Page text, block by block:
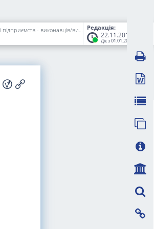
Редакція:
22.11.2018
Діє з 01.01.2019
Про встановлення додаткових гарантій щодо захисту прав громадян, які проживають на територіях проведення антитерористичної операції, та обмеження відповідальності підприємств - виконавців/виробників житлово-комунальних послуг у разі несвоєчасного здійснення платежів за спожиті енергетичні ресурси